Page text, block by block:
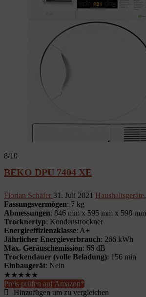
8/10
BEKO DPU 7404 XE
Florian Schäfer 31. Juli 2021 Haushaltsgeräte,
Fassungsvermögen: 7 kg
Abmessungen: 846 mm x 595 mm x 598 mm
Trocknertyp: Kondenstrockner
Energieeffizienzklasse: A+
Jährlicher Energieverbrauch: 266 kWh
Max. Geräuschemission: 66 dB
Trockendauer (volle Beladung): 156 min
Einbaugerät: Nein
★★★★★
Preis prüfen auf Amazon*
Hinzufügen um zu vergleichen